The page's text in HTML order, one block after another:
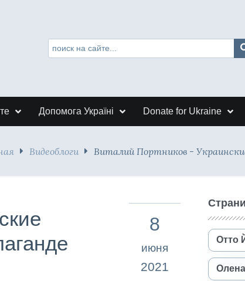
Допомога Україні Donate for Ukraine
Видеоблоги Виталий Портников -
8
июня
2021
Отто